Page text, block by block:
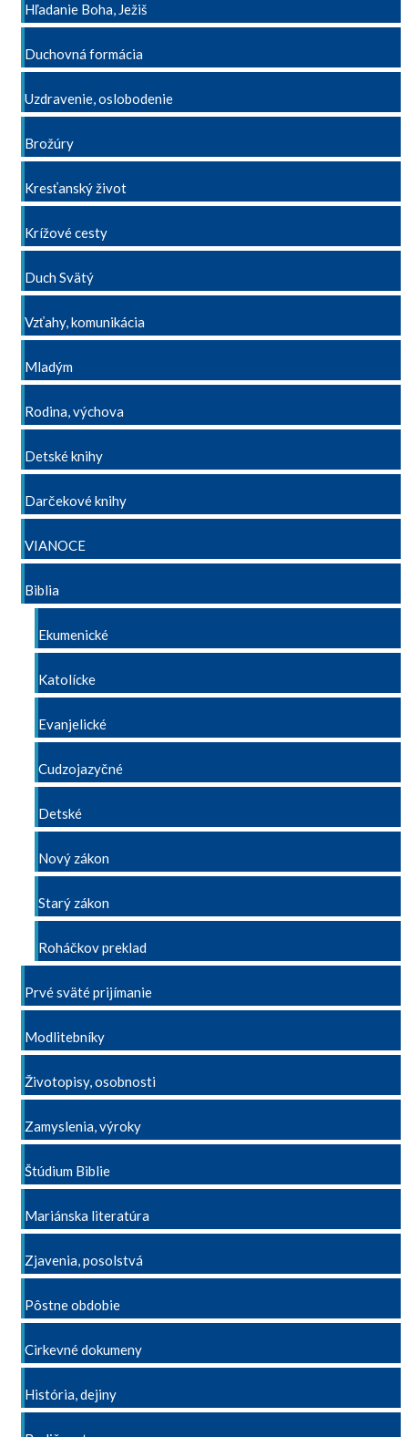
Hľadanie Boha, Ježiš
Duchovná formácia
Uzdravenie, oslobodenie
Brožúry
Kresťanský život
Krížové cesty
Duch Svätý
Vzťahy, komunikácia
Mladým
Rodina, výchova
Detské knihy
Darčekové knihy
VIANOCE
Biblia
Ekumenické
Katolícke
Evanjelické
Cudzojazyčné
Detské
Nový zákon
Starý zákon
Roháčkov preklad
Prvé sväté prijímanie
Modlitebníky
Životopisy, osobnosti
Zamyslenia, výroky
Štúdium Biblie
Mariánska literatúra
Zjavenia, posolstvá
Pôstne obdobie
Cirkevné dokumeny
História, dejiny